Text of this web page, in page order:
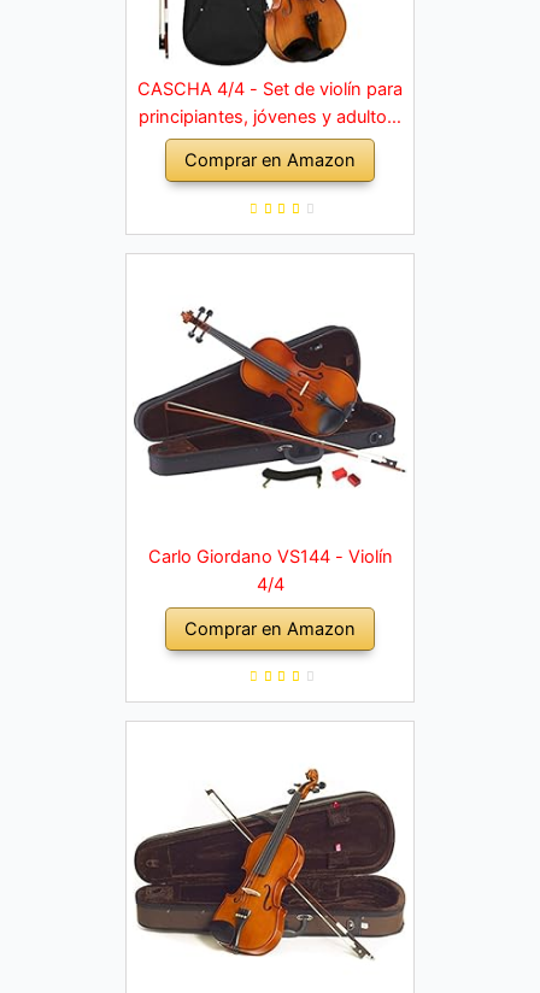
CASCHA 4/4 - Set de violín para
principiantes, jóvenes y adultos,
violín macizo con arco, colofonia,
cuerdas de repuesto, soporte
para hombro, maletín, abeto
Comprar en Amazon
Carlo Giordano VS144 - Violín
4/4
Comprar en Amazon